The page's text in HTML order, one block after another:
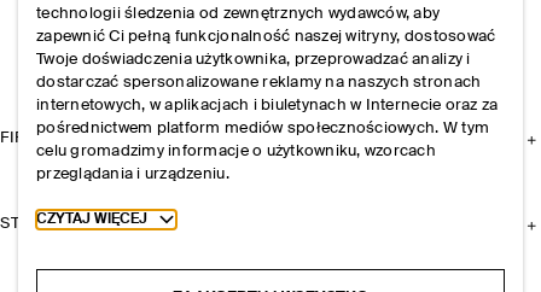
FIRMA
STREFA KLIENTA
technologii śledzenia od zewnętrznych wydawców, aby
zapewnić Ci pełną funkcjonalność naszej witryny, dostosować
Twoje doświadczenia użytkownika, przeprowadzać analizy i
dostarczać spersonalizowane reklamy na naszych stronach
internetowych, w aplikacjach i biuletynach w Internecie oraz za
pośrednictwem platform mediów społecznościowych. W tym
celu gromadzimy informacje o użytkowniku, wzorcach
przeglądania i urządzeniu.
Toggle more cookie information
CZYTAJ WIĘCEJ